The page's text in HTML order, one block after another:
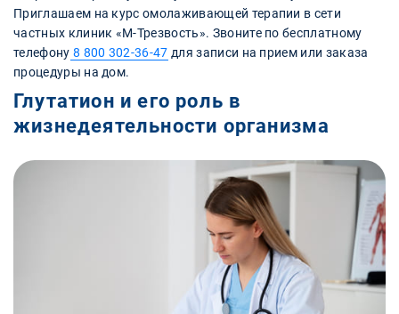
Приглашаем на курс омолаживающей терапии в сети
частных клиник «М-Трезвость». Звоните по бесплатному
телефону 8 800 302-36-47 для записи на прием или заказа
процедуры на дом.
Глутатион и его роль в
жизнедеятельности организма